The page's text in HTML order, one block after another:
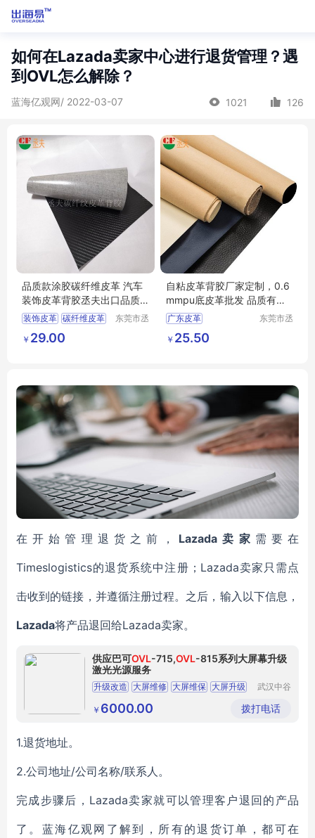
如何在Lazada卖家中心进行退货管理？遇
到OVL怎么解除？
蓝海亿观网/ 2022-03-07 1021 126
品质款涂胶碳纤维皮革 汽车
装饰皮革背胶丞夫出口品质
免费拿样
装饰皮革 碳纤维皮革
背胶碳纤维皮革
汽车装饰皮革背胶
东莞市丞
￥ 29.00
自粘皮革背胶厂家定制，0.6
mmpu底皮革批发 品质有保
障
广东皮革
广东自粘皮革
背胶皮革 定制皮革
东莞市丞
￥ 25.50
在开始管理退货之前， Lazada卖家 需要在
Timeslogistics的退货系统中注册 ； Lazada卖家 只需点
击收到的链接 ， 并遵循注册过程。之后，输入以下信息，
Lazada将产品退回给Lazada卖家。
供应巴可OVL-715,OVL-815系列大屏幕升级
激光光源服务
升级改造 大屏维修 大屏维保 大屏升级
激光光源大屏
武汉中谷
有限公司
￥ 6000.00 拨打电话
1.退货地址。
2.公司地址/公司名称/联系人 。
完成步骤后， Lazada卖家就可以管理客户退回的产品
了。 蓝海亿观网了解到， 所有的退货订单 ，都可在